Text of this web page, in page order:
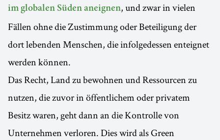
im globalen Süden aneignen, und zwar in vielen
Fällen ohne die Zustimmung oder Beteiligung der
dort lebenden Menschen, die infolgedessen enteignet
werden können.
Das Recht, Land zu bewohnen und Ressourcen zu
nutzen, die zuvor in öffentlichem oder privatem
Besitz waren, geht dann an die Kontrolle von
Unternehmen verloren. Dies wird als Green